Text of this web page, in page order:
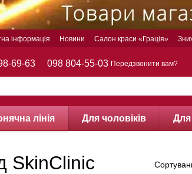
інформація Новини Салон краси «Грація»
69-63 098 804-55-03 Передзвонити вам?
лінія Для чоловіків Для
SkinClinic